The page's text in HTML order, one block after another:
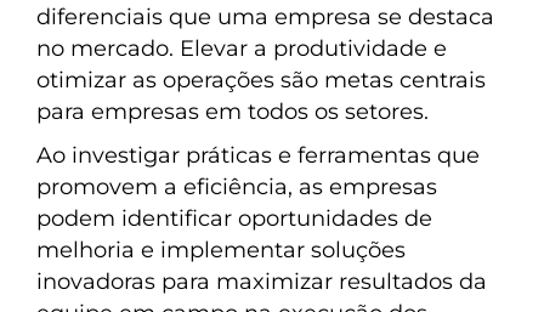
diferenciais que uma empresa se destaca
no mercado. Elevar a produtividade e
otimizar as operações são metas centrais
para empresas em todos os setores.
Ao investigar práticas e ferramentas que
promovem a eficiência, as empresas
podem identificar oportunidades de
melhoria e implementar soluções
inovadoras para maximizar resultados da